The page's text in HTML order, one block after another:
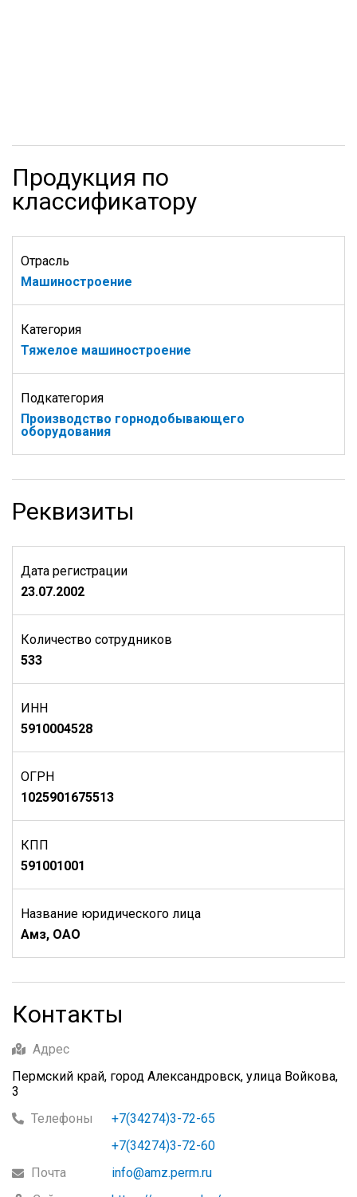
Продукция по
классификатору
Отрасль
Машиностроение
Категория
Тяжелое машиностроение
Подкатегория
Производство горнодобывающего
оборудования
Реквизиты
Дата регистрации
23.07.2002
Количество сотрудников
533
ИНН
5910004528
ОГРН
1025901675513
КПП
591001001
Название юридического лица
Амз, ОАО
Контакты
Адрес
Пермский край, город Александровск, улица Войкова,
3
Телефоны
+7(34274)3-72-65
+7(34274)3-72-60
Почта
info@amz.perm.ru